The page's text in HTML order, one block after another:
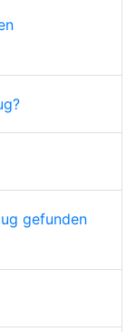
gefunden